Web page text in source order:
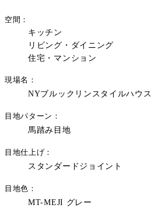
空間
キッチン
リビング・ダイニング
住宅・マンション
現場名
NYブルックリンスタイルハウス
目地パターン
馬踏み目地
目地仕上げ
スタンダードジョイント
目地色
MT-MEJI グレー